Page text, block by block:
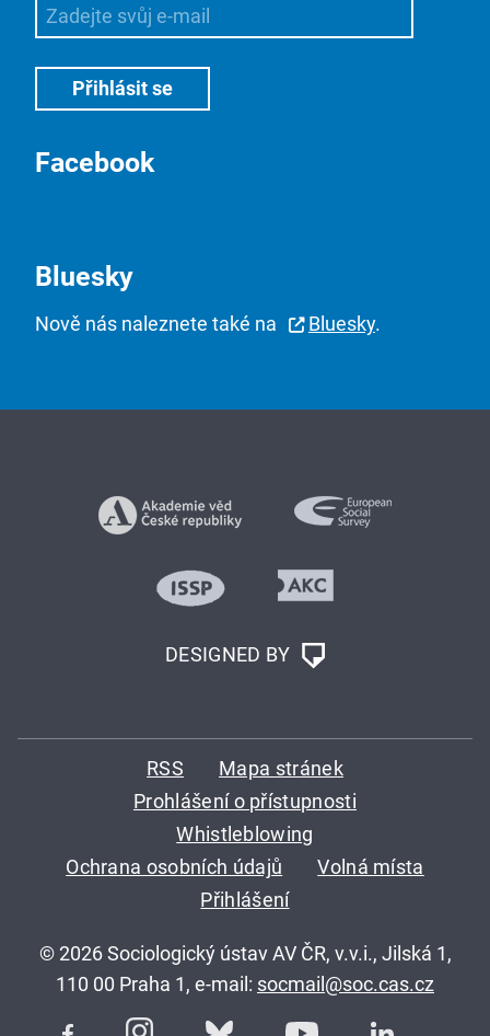
Facebook
Bluesky
Nově nás naleznete také na Bluesky.
DESIGNED BY
RSS
Mapa stránek
Prohlášení o přístupnosti
Whistleblowing
Ochrana osobních údajů
Volná místa
Přihlášení
© 2026 Sociologický ústav AV ČR, v.v.i., Jilská 1,
110 00 Praha 1, e-mail: socmail@soc.cas.cz